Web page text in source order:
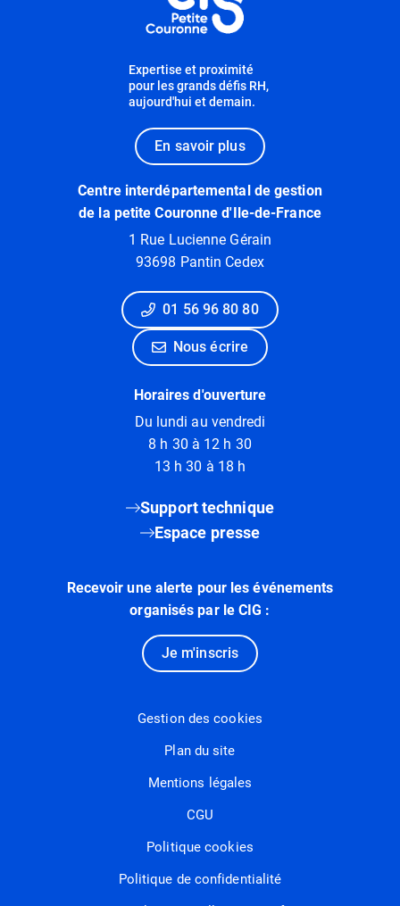
Expertise et proximité
pour les grands défis RH,
aujourd'hui et demain.
En savoir plus
Centre interdépartemental de gestion
de la petite Couronne d'Ile-de-France
1 Rue Lucienne Gérain
93698 Pantin Cedex
01 56 96 80 80
Nous écrire
Horaires d'ouverture
Du lundi au vendredi
8 h 30 à 12 h 30
13 h 30 à 18 h
Support technique
Espace presse
Recevoir une alerte pour les événements
organisés par le CIG :
Je m'inscris
Gestion des cookies
Plan du site
Mentions légales
CGU
Politique cookies
Politique de confidentialité